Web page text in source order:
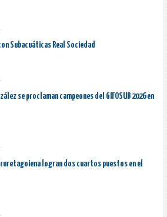
Subacuáticas Real Sociedad
se proclaman campeones del GIFOSUB 2026 en
logran dos cuartos puestos en el